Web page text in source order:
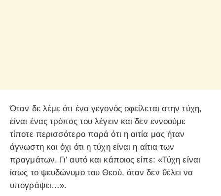
Όταν δε λέμε ότι ένα γεγονός οφείλεται στην τύχη,
είναι ένας τρόπος του λέγειν και δεν εννοούμε
τίποτε περισσότερο παρά ότι η αιτία μας ήταν
άγνωστη και όχι ότι η τύχη είναι η αίτια των
πραγμάτων. Γι’ αυτό και κάποιος είπε: «Τύχη είναι
ίσως το ψευδώνυμο του Θεού, όταν δεν θέλει να
υπογράψει…».